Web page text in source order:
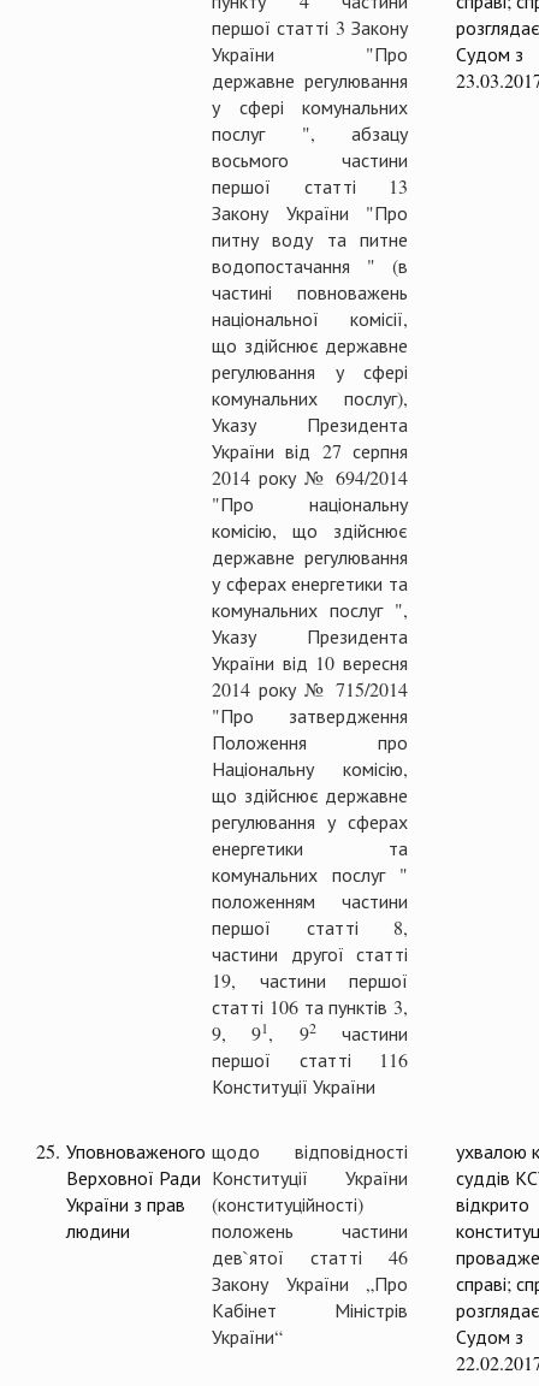
першої статті 3 Закону
України "Про
державне регулювання
у сфері комунальних
послуг ", абзацу
восьмого частини
першої статті 13
Закону України "Про
питну воду та питне
водопостачання " (в
частині повноважень
національної комісії,
що здійснює державне
регулювання у сфері
комунальних послуг),
Указу Президента
України від 27 серпня
2014 року № 694/2014
"Про національну
комісію, що здійснює
державне регулювання
у сферах енергетики та
комунальних послуг ",
Указу Президента
України від 10 вересня
2014 року № 715/2014
"Про затвердження
Положення про
Національну комісію,
що здійснює державне
регулювання у сферах
енергетики та
комунальних послуг "
положенням частини
першої статті 8,
частини другої статті
19, частини першої
статті 106 та пунктів 3,
9, 91, 92частини
першої статті 116
Конституції України
Судом з
25. Уповноваженого
Верховної Ради
України з прав
людини
щодо відповідності
Конституції України
(конституційності)
положень частини
дев`ятої статті 46
Закону України „Про
Кабінет Міністрів
України“
ухвалою
суддів
відкрито
справі;
Судом з